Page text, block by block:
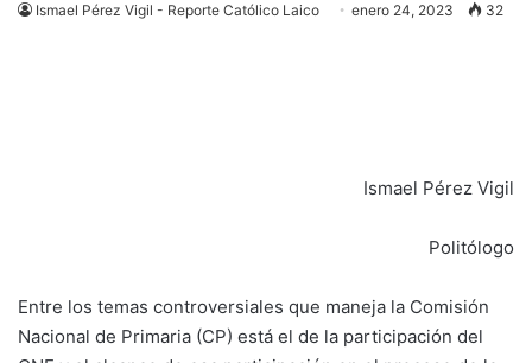
Ismael Pérez Vigil - Reporte Católico Laico enero 24, 2023 32
Ismael Pérez Vigil
Politólogo
Entre los temas controversiales que maneja la Comisión
Nacional de Primaria (CP) está el de la participación del